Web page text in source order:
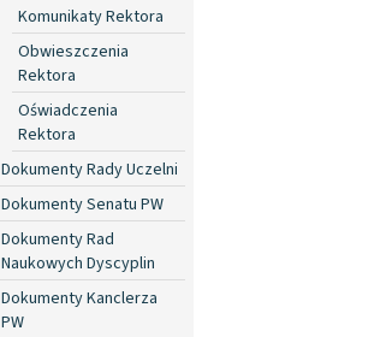
Komunikaty Rektora
Obwieszczenia
Rektora
Oświadczenia
Rektora
Dokumenty Rady Uczelni
Dokumenty Senatu PW
Dokumenty Rad
Naukowych Dyscyplin
Dokumenty Kanclerza
PW